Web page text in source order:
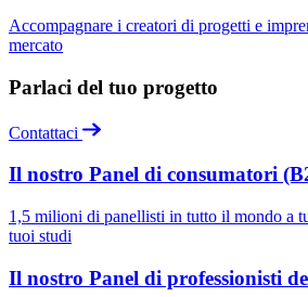
Accompagnare i creatori di progetti e
mercato
Parlaci del tuo progetto
Contattaci
Il nostro Panel di consumatori
1,5 milioni di panellisti in tutto il mondo a
tuoi studi
Il nostro Panel di professionisti